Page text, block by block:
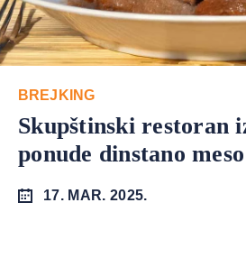
BREJKING
Skupštinski restoran
ponude dinstano meso
17. MAR. 2025.